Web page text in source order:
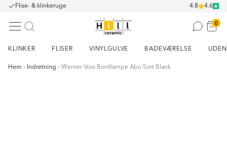
Flise- & klinkeruge 4.8 4.6
0
KLINKER FLISER VINYLGULVE BADEVÆRELSE
Hem Indretning Werner Voss Bordlampe Abu Sort Blank